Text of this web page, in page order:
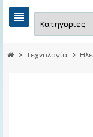
view_headline
chevron_right Τεχνολογία chevron_right